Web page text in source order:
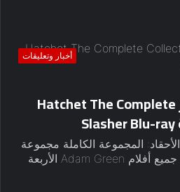
أخبار وتعليقات
تم تأكيد تاريخ إصدار Hatchet The Complete
يتم إطلاق أفلام Dark Sky الأحقاد: المجموعة الكاملة مجموعة
Blu-ray، والتي تحتوي على جميع أفلام Adam Green الأربعة